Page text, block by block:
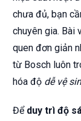
chưa đủ, bạn
chuyên gia. Bài
quen đơn giản
từ Bosch luôn
hóa độ dễ vệ
Để duy trì độ